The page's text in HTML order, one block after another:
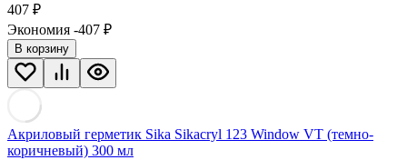
407 ₽
Экономия -407 ₽
В корзину
Акриловый герметик Sika Sikacryl 123 Window VT (темно-
коричневый) 300 мл